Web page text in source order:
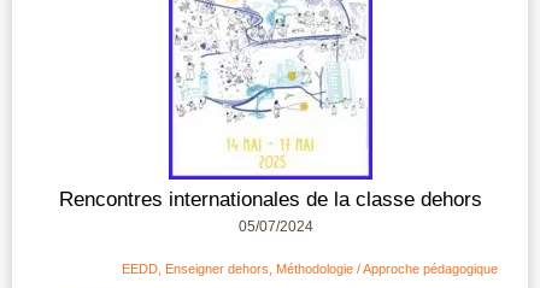
Rencontres internationales de la classe dehors
05/07/2024
EEDD Enseigner dehors Méthodologie / Approche pédagogique